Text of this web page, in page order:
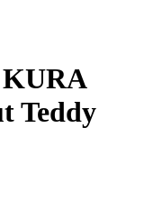
Teddy